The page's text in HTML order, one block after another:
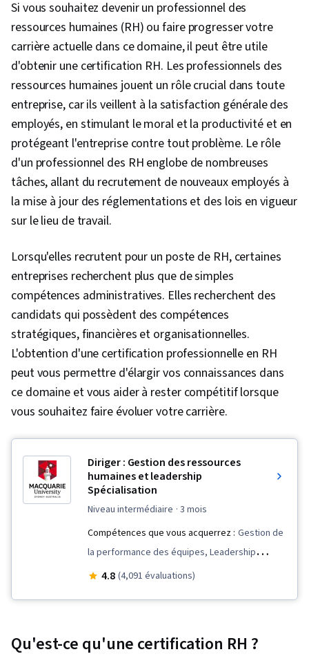
Si vous souhaitez devenir un professionnel des
ressources humaines (RH) ou faire progresser votre
carrière actuelle dans ce domaine, il peut être utile
d'obtenir une certification RH. Les professionnels des
ressources humaines jouent un rôle crucial dans toute
entreprise, car ils veillent à la satisfaction générale des
employés, en stimulant le moral et la productivité et en
protégeant l'entreprise contre tout problème. Le rôle
d'un professionnel des RH englobe de nombreuses
tâches, allant du recrutement de nouveaux employés à
la mise à jour des réglementations et des lois en vigueur
sur le lieu de travail.
Lorsqu'elles recrutent pour un poste de RH, certaines
entreprises recherchent plus que de simples
compétences administratives. Elles recherchent des
candidats qui possèdent des compétences
stratégiques, financières et organisationnelles.
L'obtention d'une certification professionnelle en RH
peut vous permettre d'élargir vos connaissances dans
ce domaine et vous aider à rester compétitif lorsque
vous souhaitez faire évoluer votre carrière.
Diriger : Gestion des ressources
humaines et leadership
Spécialisation
niveau intermédiaire · 3 mois
Compétences que vous acquerrez : Gestion de
la performance des équipes, Leadership
organisationnel, Diversité et inclusion, Direction
Leadership d'équipe, Transformation de la
4.8 (4,091 évaluations)
Qu'est-ce qu'une certification RH ?